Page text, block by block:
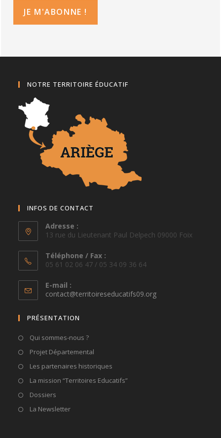
NOTRE TERRITOIRE ÉDUCATIF
INFOS DE CONTACT
Adresse :
13 rue du Lieutenant Paul Delpech 09000 Foix
Téléphone / Fax :
05 61 02 06 47 / 05 34 09 36 64
E-mail :
contact@territoireseducatifs09.orgS’ouvre
PRÉSENTATION
Qui sommes-nous ?
Projet Départemental
Les partenaires historiques
La mission “Territoires Educatifs”
Dossiers
La Newsletter